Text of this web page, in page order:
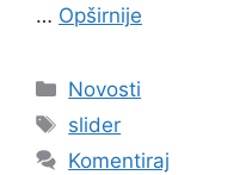
… Opširnije
Kategorije
Novosti
Oznake
slider
Komentiraj